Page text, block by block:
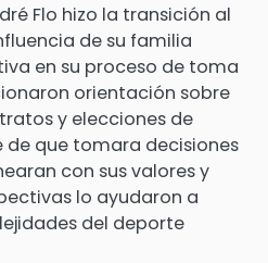
Flo hizo la transición al
de su familia
en su proceso de toma
orientación sobre
y elecciones de
de que tomara decisiones
con sus valores y
lo ayudaron a
del deporte